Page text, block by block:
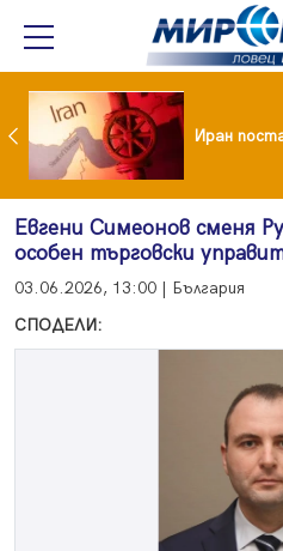
Как кетогенната диета се отразява на някои психични разстройства
Евгени Симеонов сменя
особен търговски
03.06.2026, 13:00 | България
СПОДЕЛИ: